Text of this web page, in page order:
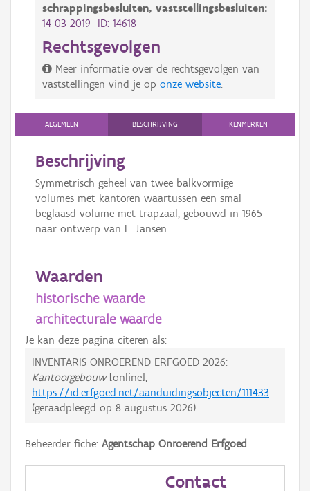
schrappingsbesluiten, vaststellingsbesluiten:
14-03-2019 ID: 14618
Rechtsgevolgen
Meer informatie over de rechtsgevolgen van
vaststellingen vind je op onze website
ALGEMEEN BESCHRIJVING KENMERKEN
Beschrijving
Symmetrisch geheel van twee balkvormige
volumes met kantoren waartussen een smal
beglaasd volume met trapzaal, gebouwd in 1965
naar ontwerp van L. Jansen.
Waarden
historische waarde
architecturale waarde
Je kan deze pagina citeren als:
INVENTARIS ONROEREND ERFGOED 2026:
Kantoorgebouw[online],
https://id.erfgoed.net/aanduidingsobjecten/111433
(geraadpleegd op 8 augustus 2026).
Beheerder fiche: Agentschap Onroerend Erfgoed
Contact